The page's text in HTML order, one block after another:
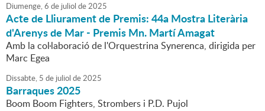
Diumenge,6 de juliol de2025
Acte de Lliurament de Premis: 44a Mostra Literària
d'Arenys de Mar - Premis Mn. Martí Amagat
Amb la col·laboració de l'Orquestrina Synerenca, dirigida per
Marc Egea
Dissabte, 5 de juliol de2025
Barraques 2025
Boom Boom Fighters, Strombers i P.D. Pujol